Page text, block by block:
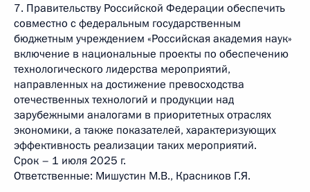
7. Правительству Российской Федерации обеспечить
совместно с федеральным государственным
бюджетным учреждением «Российская академия наук»
включение в национальные проекты по обеспечению
технологического лидерства мероприятий,
направленных на достижение превосходства
отечественных технологий и продукции над
зарубежными аналогами в приоритетных отраслях
экономики, а также показателей, характеризующих
эффективность реализации таких мероприятий.
Срок – 1 июля 2025 г.
Ответственные: Мишустин М.В., Красников Г.Я.